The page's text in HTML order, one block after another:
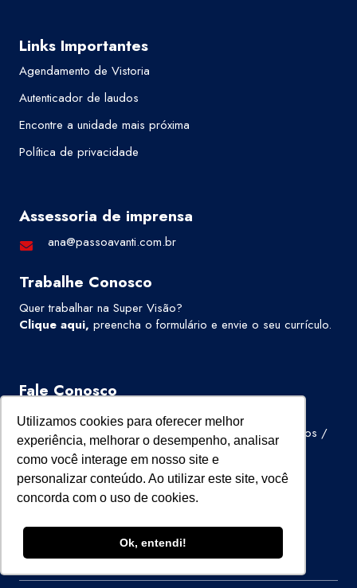
Utilizamos cookies para oferecer melhor
experiência, melhorar o desempenho, analisar
como você interage em nosso site e
personalizar conteúdo. Ao utilizar este site, você
concorda com o uso de cookies.
Ok, entendi!
Links Importantes
Agendamento de Vistoria
Autenticador de laudos
Encontre a unidade mais próxima
Política de privacidade
Assessoria de imprensa
ana@passoavanti.com.br
Trabalhe Conosco
Quer trabalhar na Super Visão?
Clique aqui, preencha o formulário e envie o seu currículo.
Fale Conosco
Av. Cassiano Ricardo, 601 Cj 72
Parque Residencial Aquarius, São José dos Campos /
SP – 12246-870
(11) 2295-5950
contato@supervisao.com